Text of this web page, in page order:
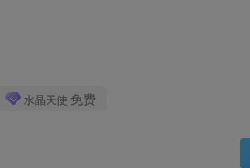
水晶天使 免费